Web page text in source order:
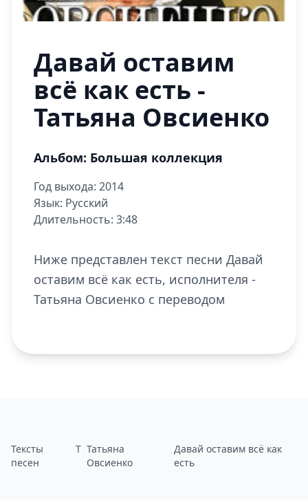
Давай оставим
всё как есть -
Татьяна Овсиенко
Альбом: Большая коллекция
Год выхода: 2014
Язык: Русский
Длительность: 3:48
Ниже представлен текст песни Давай
оставим всё как есть, исполнителя -
Татьяна Овсиенко с переводом
Тексты
песен
Т Татьяна
Овсиенко
Давай оставим всё как
есть